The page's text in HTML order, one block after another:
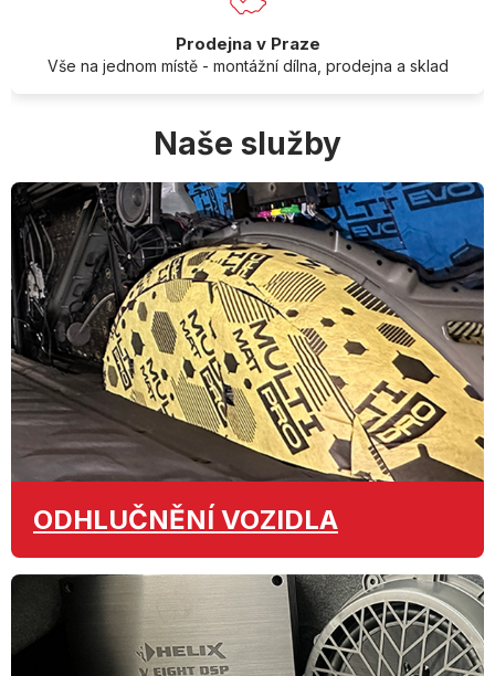
Prodejna v Praze
Vše na jednom místě - montážní dílna, prodejna a sklad
Naše služby
ODHLUČNĚNÍ VOZIDLA